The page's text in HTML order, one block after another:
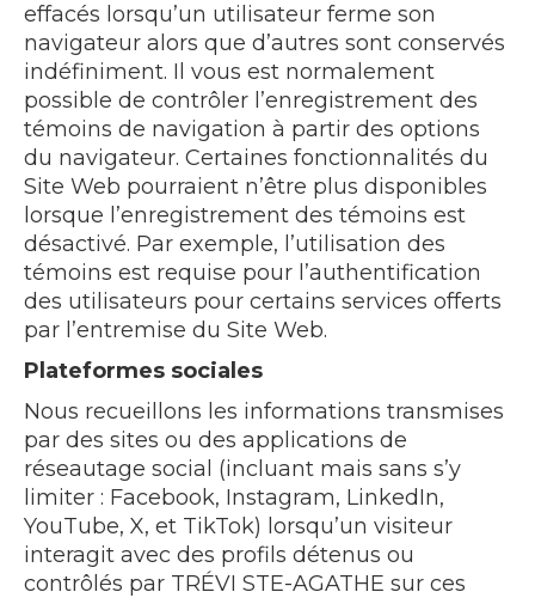
effacés lorsqu’un utilisateur ferme son
navigateur alors que d’autres sont conservés
indéfiniment. Il vous est normalement
possible de contrôler l’enregistrement des
témoins de navigation à partir des options
du navigateur. Certaines fonctionnalités du
Site Web pourraient n’être plus disponibles
lorsque l’enregistrement des témoins est
désactivé. Par exemple, l’utilisation des
témoins est requise pour l’authentification
des utilisateurs pour certains services offerts
par l’entremise du Site Web.
Plateformes sociales
Nous recueillons les informations transmises
par des sites ou des applications de
réseautage social (incluant mais sans s’y
limiter : Facebook, Instagram, LinkedIn,
YouTube, X, et TikTok) lorsqu’un visiteur
interagit avec des profils détenus ou
contrôlés par TRÉVI STE-AGATHE sur ces